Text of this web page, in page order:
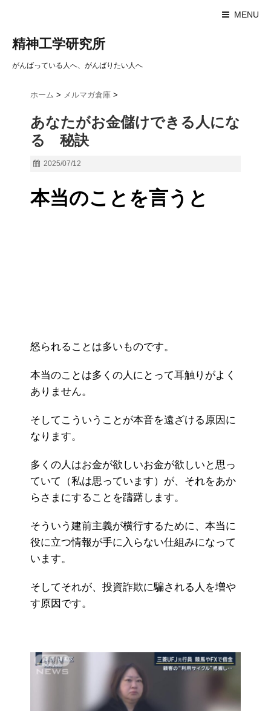
MENU
精神工学研究所
がんばっている人へ、がんばりたい人へ
ホーム > メルマガ倉庫 >
あなたがお金儲けできる人にな
る 秘訣
2025/07/12
本当のことを言うと
怒られることは多いものです。
本当のことは多くの人にとって耳触りがよく
ありません。
そしてこういうことが本音を遠ざける原因に
なります。
多くの人はお金が欲しいお金が欲しいと思っ
ていて（私は思っています）が、それをあか
らさまにすることを躊躇します。
そういう建前主義が横行するために、本当に
役に立つ情報が手に入らない仕組みになって
います。
そしてそれが、投資詐欺に騙される人を増や
す原因です。